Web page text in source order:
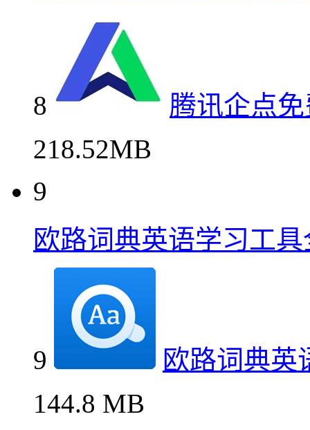
8
腾讯企点
218.52MB
9
欧路词典英语学习工
9
欧路词典英
144.8 MB